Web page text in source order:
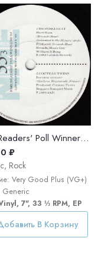
- NME Readers' Poll Winners '84
₽
Rock
Very Good Plus (VG+)
Generic
7", 33 ⅓ RPM, EP
В Корзину